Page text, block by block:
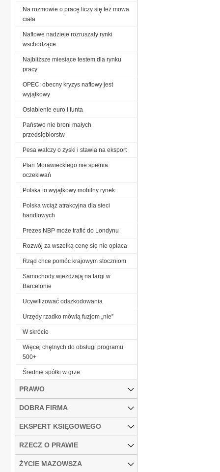
Na rozmowie o pracę liczy się też mowa
ciała
Naftowe nadzieje rozruszały rynki
wschodzące
Najbliższe miesiące testem dla rynku
pracy
OPEC: obecny kryzys naftowy jest
wyjątkowy
Osłabienie euro i funta
Państwo nie broni małych
przedsiębiorstw
Pesa walczy o zyski i stawia na eksport
Plan Morawieckiego nie spełnia
oczekiwań
Polska to wyjątkowy mobilny rynek
Polska wciąż atrakcyjna dla sieci
handlowych
Prezes NBP może trafić do Londynu
Rozwój za wszelką cenę się nie opłaca
Rząd chce pomóc krajowym stoczniom
Samochody wjeżdżają na targi w
Barcelonie
Ucywilizować odszkodowania
Urzędy rzadko mówią fuzjom „nie”
W skrócie
Więcej chętnych do obsługi programu
500+
Średnie spółki w grze
PRAWO
DOBRA FIRMA
EKSPERT KSIĘGOWEGO
RZECZ O PRAWIE
ŻYCIE MAZOWSZA